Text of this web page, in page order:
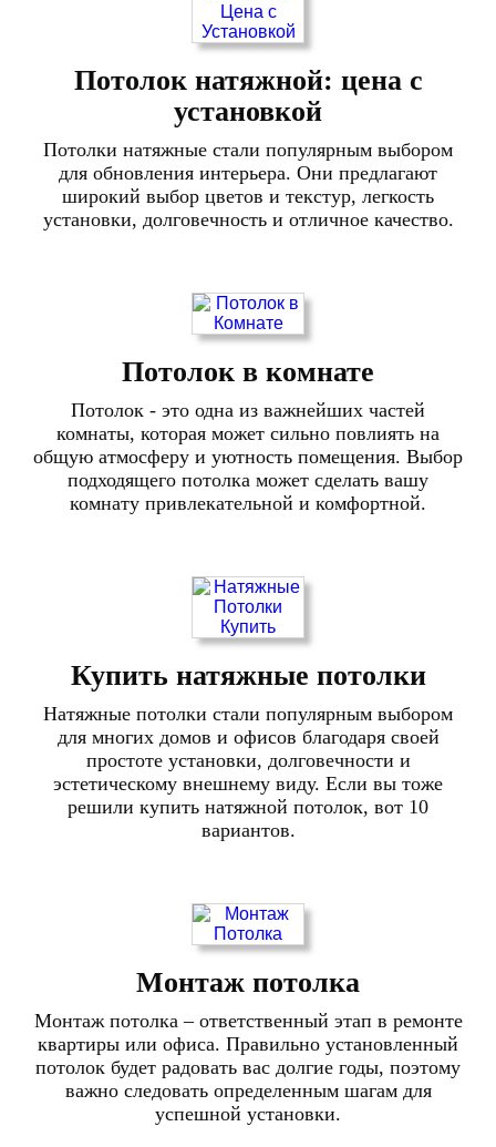
Потолок натяжной: цена с
установкой
Потолки натяжные стали популярным выбором
для обновления интерьера. Они предлагают
широкий выбор цветов и текстур, легкость
установки, долговечность и отличное качество.
Потолок в комнате
Потолок - это одна из важнейших частей
комнаты, которая может сильно повлиять на
общую атмосферу и уютность помещения. Выбор
подходящего потолка может сделать вашу
комнату привлекательной и комфортной.
Купить натяжные потолки
Натяжные потолки стали популярным выбором
для многих домов и офисов благодаря своей
простоте установки, долговечности и
эстетическому внешнему виду. Если вы тоже
решили купить натяжной потолок, вот 10
вариантов.
Монтаж потолка
Монтаж потолка – ответственный этап в ремонте
квартиры или офиса. Правильно установленный
потолок будет радовать вас долгие годы, поэтому
важно следовать определенным шагам для
успешной установки.